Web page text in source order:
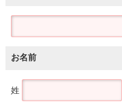
お名前
姓